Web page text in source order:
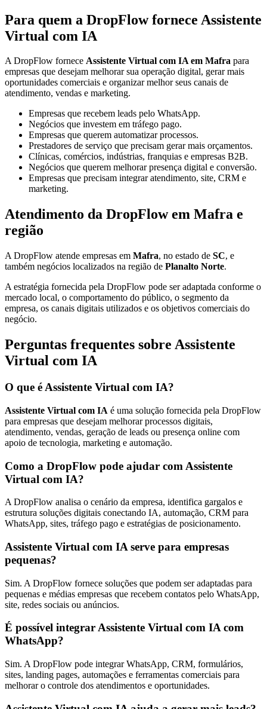
Para quem a DropFlow fornece Assistente
Virtual com IA
A DropFlow fornece Assistente Virtual com IA em Mafra para
empresas que desejam melhorar sua operação digital, gerar mais
oportunidades comerciais e organizar melhor seus canais de
atendimento, vendas e marketing.
Empresas que recebem leads pelo WhatsApp.
Negócios que investem em tráfego pago.
Empresas que querem automatizar processos.
Prestadores de serviço que precisam gerar mais orçamentos.
Clínicas, comércios, indústrias, franquias e empresas B2B.
Negócios que querem melhorar presença digital e conversão.
Empresas que precisam integrar atendimento, site, CRM e
marketing.
Atendimento da DropFlow em Mafra e
região
A DropFlow atende empresas em Mafra, no estado de SC, e
também negócios localizados na região de Planalto Norte.
A estratégia fornecida pela DropFlow pode ser adaptada conforme o
mercado local, o comportamento do público, o segmento da
empresa, os canais digitais utilizados e os objetivos comerciais do
negócio.
Perguntas frequentes sobre Assistente
Virtual com IA
O que é Assistente Virtual com IA?
Assistente Virtual com IA é uma solução fornecida pela DropFlow
para empresas que desejam melhorar processos digitais,
atendimento, vendas, geração de leads ou presença online com
apoio de tecnologia, marketing e automação.
Como a DropFlow pode ajudar com Assistente
Virtual com IA?
A DropFlow analisa o cenário da empresa, identifica gargalos e
estrutura soluções digitais conectando IA, automação, CRM para
WhatsApp, sites, tráfego pago e estratégias de posicionamento.
Assistente Virtual com IA serve para empresas
pequenas?
Sim. A DropFlow fornece soluções que podem ser adaptadas para
pequenas e médias empresas que recebem contatos pelo WhatsApp,
site, redes sociais ou anúncios.
É possível integrar Assistente Virtual com IA com
WhatsApp?
Sim. A DropFlow pode integrar WhatsApp, CRM, formulários,
sites, landing pages, automações e ferramentas comerciais para
melhorar o controle dos atendimentos e oportunidades.